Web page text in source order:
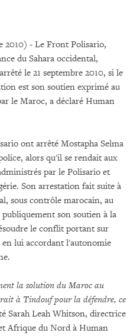
2010) - Le Front Polisario,
du Sahara occidental,
le 21 septembre 2010, si le
est son soutien exprimé au
le Maroc, a déclaré Human
ont arrêté Mostapha Selma
alors qu'il se rendait aux
par le Polisario et
Son arrestation fait suite à
sous contrôle marocain, au
son soutien à la
le conflit portant sur
lui accordant l'autonomie
la solution du Maroc au
à Tindouf pour la défendre, ce
Sarah Leah Whitson, directrice
Afrique du Nord à Human